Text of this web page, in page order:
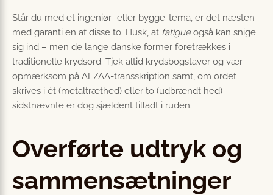
Står du med et ingeniør- eller bygge-tema, er det næsten
med garanti en af disse to. Husk, at fatigueogså kan snige
sig ind – men de lange danske former foretrækkes i
traditionelle krydsord. Tjek altid krydsbogstaver og vær
opmærksom på AE/AA-transskription samt, om ordet
skrives i ét (metaltræthed) eller to (udbrændt hed) –
sidstnævnte er dog sjældent tilladt i ruden.
Overførte udtryk og
sammensætninger